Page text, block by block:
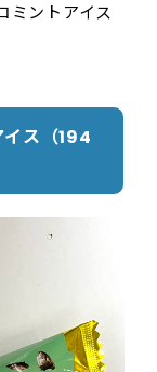
ミントアイス
ス（194